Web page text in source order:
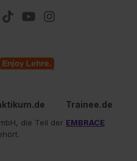
Trainee.de
die Teil der EMBRACE